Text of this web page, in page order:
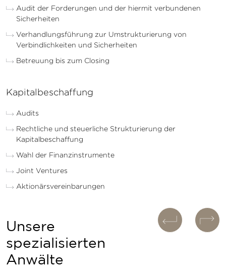
Audit der Forderungen und der hiermit verbundenen
Sicherheiten
Verhandlungsführung zur Umstrukturierung von
Verbindlichkeiten und Sicherheiten
Betreuung bis zum Closing
Kapitalbeschaffung
Audits
Rechtliche und steuerliche Strukturierung der
Kapitalbeschaffung
Wahl der Finanzinstrumente
Joint Ventures
Aktionärsvereinbarungen
Unsere
spezialisierten
Anwälte